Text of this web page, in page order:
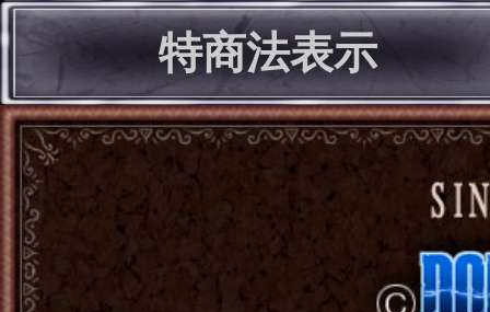
特商法表示